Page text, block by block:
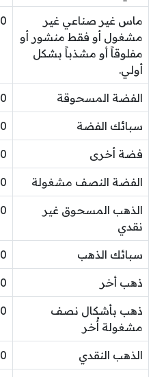
ماس غير صناعي غير
مشغول أو فقط منشور أو
مفلوقاً أو مشذباً بشكل
أولي.
71
الفضة المسحوقة 71
سبائك الفضة 71
فضة أخرى 71
الفضة النصف مشغولة 71
الذهب المسحوق غير
نقدي
71
سبائك الذهب 71
ذهب أخر 71
ذهب بأشكال نصف
مشغولة أُخر
71
الذهب النقدي 71